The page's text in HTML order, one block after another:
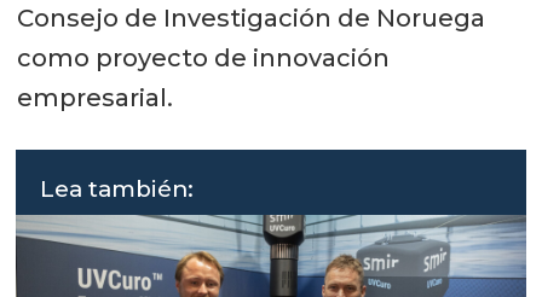
Consejo de Investigación de Noruega
como proyecto de innovación
empresarial.
Lea también: